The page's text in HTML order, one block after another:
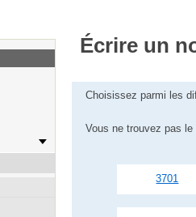
Écrire un
Choisissez parmi les
Vous ne trouvez pas
3701